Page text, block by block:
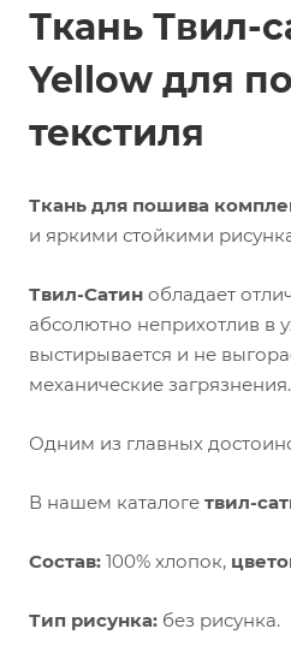
Ткань Твил-
Yellow для
текстиля
Ткань для пошива
и яркими стойкими
Твил-Сатин обладает
абсолютно неприхотлив в
выстирывается и не
механические
Одним из главных
В нашем каталоге твил-
Состав: 100% хлопок,
Тип рисунка: без рисунка.